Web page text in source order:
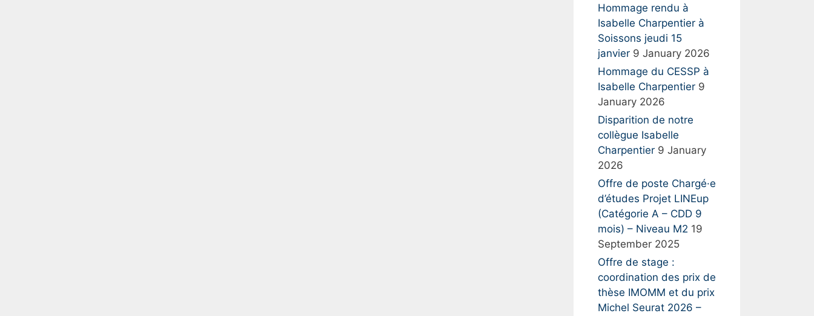
r
:
Hommage rendu à
Isabelle Charpentier à
Soissons jeudi 15
janvier 9 January 2026
Hommage du CESSP à
Isabelle Charpentier 9
January 2026
Disparition de notre
collègue Isabelle
Charpentier 9 January
2026
Offre de poste Chargé·e
d’études Projet LINEup
(Catégorie A – CDD 9
mois) – Niveau M2 19
September 2025
Offre de stage :
coordination des prix de
thèse IMOMM et du prix
Michel Seurat 2026 –